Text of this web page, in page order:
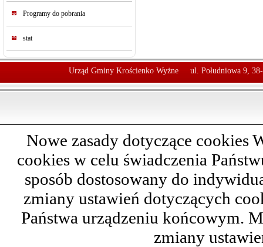
Programy do pobrania
stat
Urząd Gminy Krościenko Wyżne ul. Południowa 9,
Nowe zasady dotyczące cookies
cookies w celu świadczenia
sposób dostosowany do
zmiany ustawień dotyczących
Państwa urządzeniu końcowym.
zmiany